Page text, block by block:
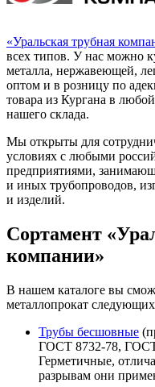
«Уральская трубная
всех типов. У нас можно
металла, нержавеющей,
оптом и в розницу по
товара из Кургана в
нашего склада.
Мы открыты для
условиях с любыми
предприятиями,
и иных трубопроводов,
и изделий.
Сортамент
компании»
В нашем каталоге вы
металлопрокат
Трубы бесшовные
ГОСТ 8732-78,
Герметичные,
разрывам они